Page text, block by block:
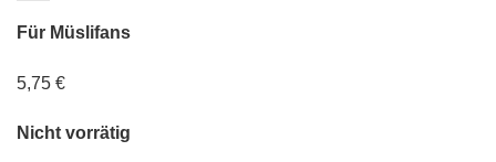
Für Müslifans
5,75 €
Nicht vorrätig